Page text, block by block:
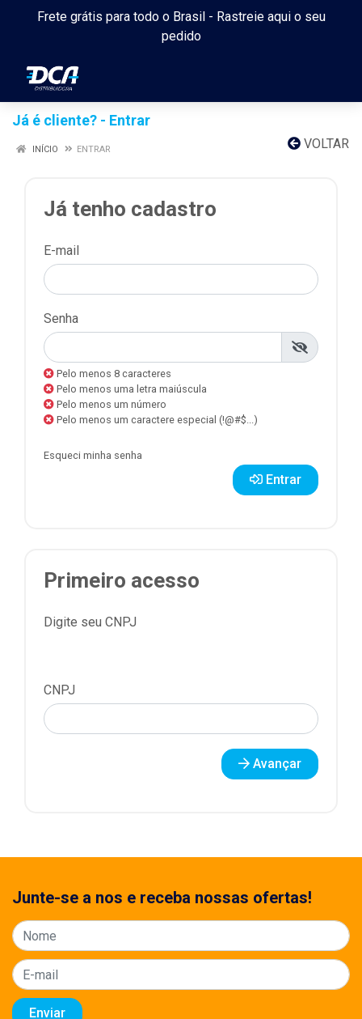
Frete grátis para todo o Brasil - Rastreie aqui o seu
pedido
Já é cliente? - Entrar
VOLTAR
INÍCIO ENTRAR
Já tenho cadastro
E-mail
Senha
Pelo menos 8 caracteres
Pelo menos uma letra maiúscula
Pelo menos um número
Pelo menos um caractere especial (!@#$...)
Esqueci minha senha
Entrar
Primeiro acesso
Digite seu CNPJ
CNPJ
Avançar
Junte-se a nos e receba nossas ofertas!